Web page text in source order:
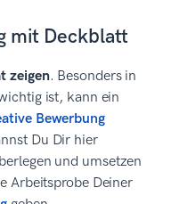
mit Deckblatt
zeigen. Besonders in
ist, kann ein
Bewerbung
Du Dir hier
und umsetzen
Arbeitsprobe Deiner